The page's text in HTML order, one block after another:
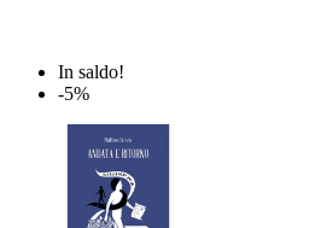
In saldo!
-5%